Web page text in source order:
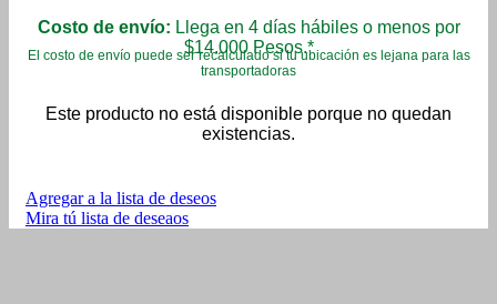
Costo de envío: Llega en 4 días hábiles o menos por
$14.000 Pesos.*
El costo de envío puede ser recalculado si tu ubicación es lejana para las
transportadoras
Este producto no está disponible porque no quedan
existencias.
Agregar a la lista de deseos
Mira tú lista de deseaos